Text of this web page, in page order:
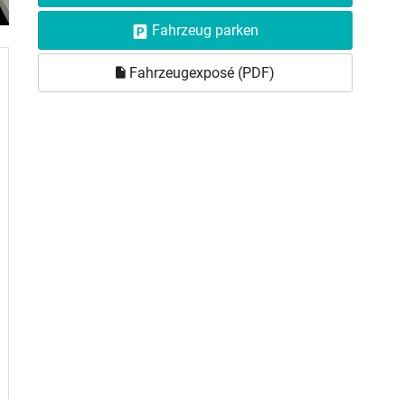
Fahrzeug parken
Fahrzeugexposé (PDF)